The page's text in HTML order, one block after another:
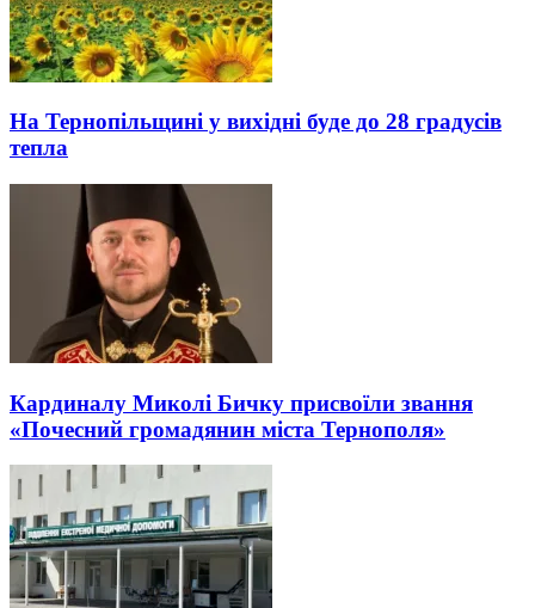
На Тернопільщині у вихідні буде до 28 градусів
тепла
Кардиналу Миколі Бичку присвоїли звання
«Почесний громадянин міста Тернополя»